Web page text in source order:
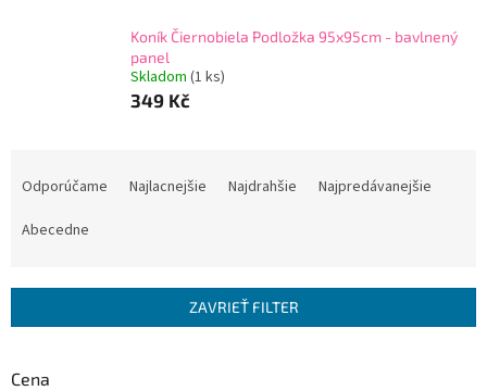
Koník Čiernobiela Podložka 95x95cm - bavlnený
panel
Skladom (1 ks)
349 Kč
p
o
Odporúčame Najlacnejšie Najdrahšie
Najpredávanejšie
Abecedne
ZAVRIEŤ FILTER
Cena